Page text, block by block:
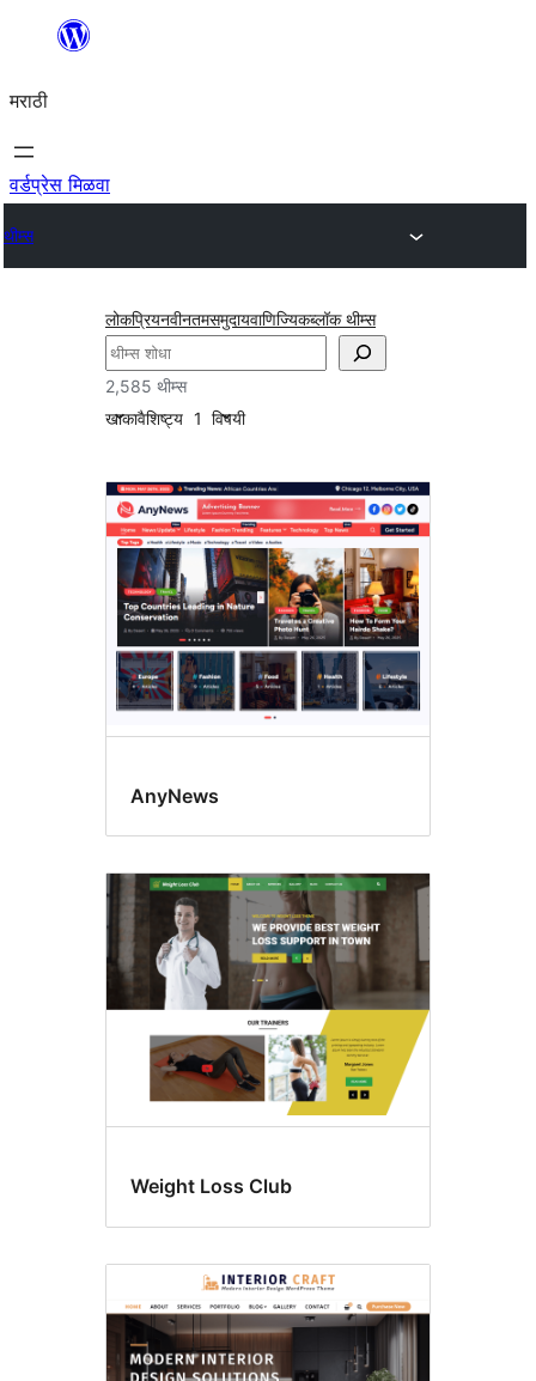
सामुग्रीवर
मराठी
वर्डप्रेस मिळवा
थीम्स
लोकप्रियनवीनतमसमुदायवाणिज्यिकब्लॉक थीम्स
शोधा
2,585 थीम्स
खाकावैशिष्ट्य 1 विषयी
पोस्ट
फॉर्मॅट
AnyNews
Weight Loss Club